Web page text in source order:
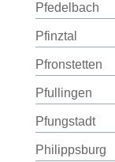
Pfedelbach
Pfinztal
Pfronstetten
Pfullingen
Pfungstadt
Philippsburg